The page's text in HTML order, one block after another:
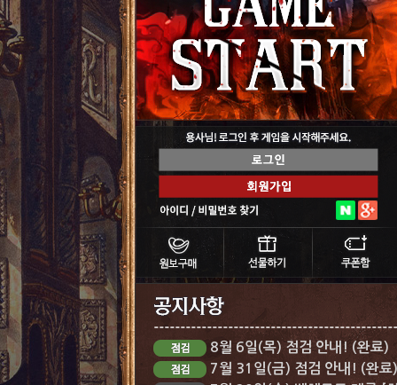
8월 6일(목) 점검 안내! (완료)
7월 31일(금) 점검 안내! (완료)